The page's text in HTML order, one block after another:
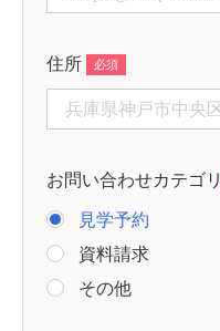
住所
お問い合わせカテゴリ
見学予約
資料請求
その他